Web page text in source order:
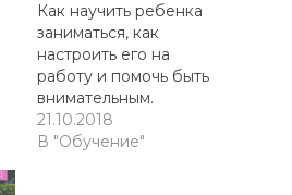
Как научить ребенка
заниматься, как
настроить его на
работу и помочь быть
внимательным.
21.10.2018
В "Обучение"